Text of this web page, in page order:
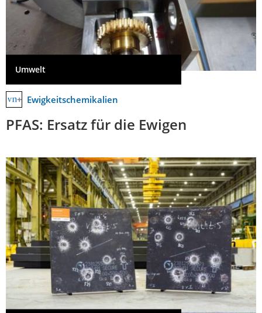
Umwelt
Ewigkeitschemikalien
PFAS: Ersatz für die Ewigen